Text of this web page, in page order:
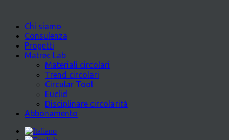
Chi siamo
Consulenza
Progetti
Matrec Lab
Materiali circolari
Trend circolari
Circular Tool
Euclid
Disciplinare circolarità
Abbonamento